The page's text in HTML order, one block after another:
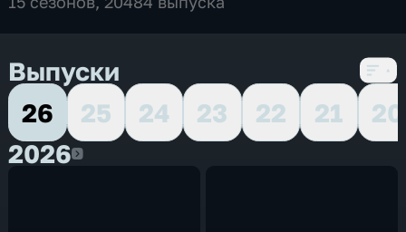
Выпуски
26
25 24 23 22 21
20
20262026